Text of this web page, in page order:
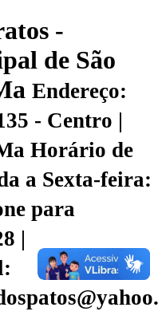
-
de São
Endereço:
- Centro |
Horário de
a Sexta-feira:
para
|